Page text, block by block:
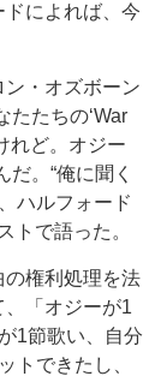
によれば、今
・オズボーン
たたちの‘War
れど。オジー
。“俺に聞く
ハルフォード
トで語った。
権利処理を法
「オジーが1
1節歌い、自分
トできたし、